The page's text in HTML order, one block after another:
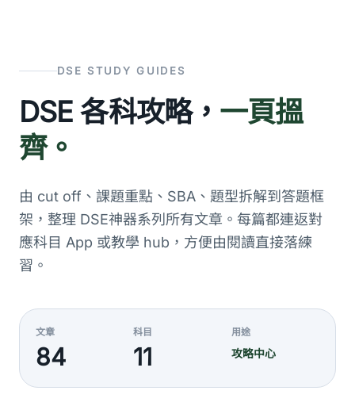
DSE STUDY GUIDES
DSE 各科攻略， 一頁搵
齊。
由 cut off、課題重點、SBA、題型拆解到答題框
架，整理 DSE神器系列所有文章。每篇都連返對
應科目 App 或教學 hub，方便由閱讀直接落練
習。
文章
84
科目
11
用途
攻略中心